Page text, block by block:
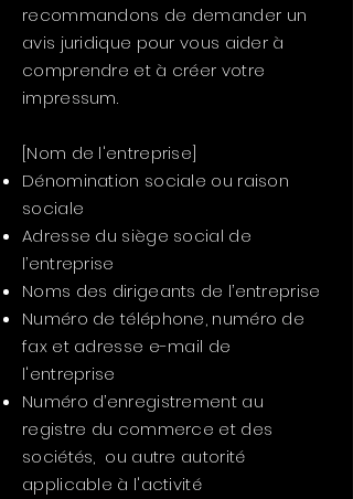
recommandons de demander un
avis juridique pour vous aider à
comprendre et à créer votre
impressum.
[Nom de l'entreprise]
Dénomination sociale ou raison
sociale
Adresse du siège social de
l’entreprise
Noms des dirigeants de l’entreprise
Numéro de téléphone, numéro de
fax et adresse e-mail de
l'entreprise
Numéro d’enregistrement au
registre du commerce et des
sociétés, ou autre autorité
applicable à l'activité